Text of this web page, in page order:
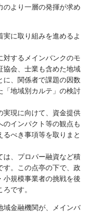
のより一層の発揮が求め
に取り組みを進めるよ
対するメインバンクのモ
協会、士業も含めた地域
に、関係者で課題の因数
「地域別カルテ」の検討
実現に向けて、資金提供
インパクト等の観点も
べき事項等を取りまと
は、プロパー融資など積
す。この点亭の下で、政
小規模事業者の挑戦を後
です。
域金融機関が、メインバ